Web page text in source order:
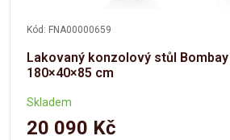
Kód: FNA00000659
Lakovaný konzolový stůl
180×40×85 cm
Skladem
20 090 Kč